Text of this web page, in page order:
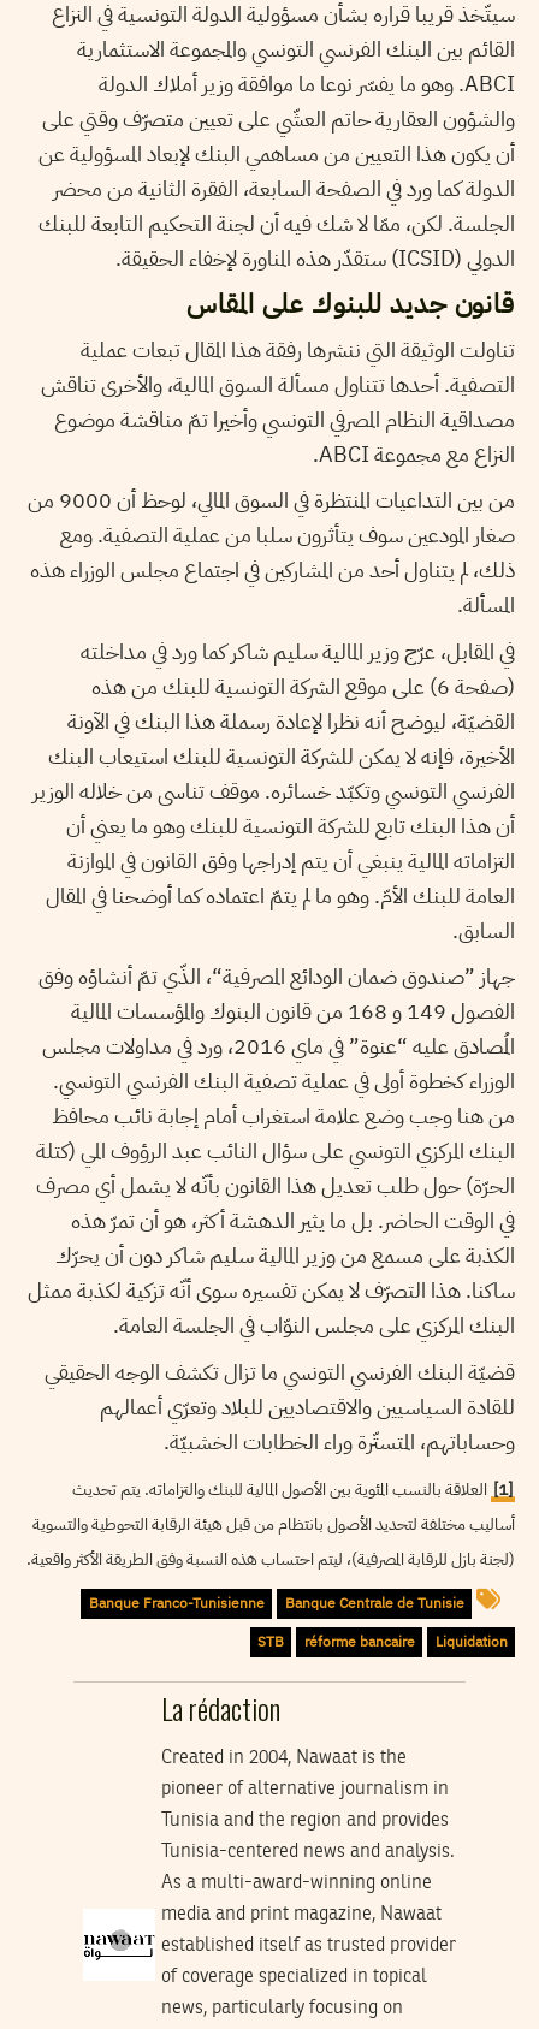
سيتّخذ قريبا قراره بشأن مسؤولية الدولة التونسية في النزاع
القائم بين البنك الفرنسي التونسي والمجموعة الاستثمارية
ABCI. وهو ما يفسّر نوعا ما موافقة وزير أملاك الدولة
والشؤون العقارية حاتم العشّي على تعيين متصرّف وقتي على
أن يكون هذا التعيين من مساهمي البنك لإبعاد المسؤولية عن
الدولة كما ورد في الصفحة السابعة، الفقرة الثانية من محضر
الجلسة. لكن، ممّا لا شك فيه أن لجنة التحكيم التابعة للبنك
الدولي (ICSID) ستقدّر هذه المناورة لإخفاء الحقيقة.
قانون جديد للبنوك على المقاس
تناولت الوثيقة التي ننشرها رفقة هذا المقال تبعات عملية
التصفية. أحدها تتناول مسألة السوق المالية، والأخرى تناقش
مصداقية النظام المصرفي التونسي وأخيرا تمّ مناقشة موضوع
النزاع مع مجموعة ABCI.
من بين التداعيات المنتظرة في السوق المالي، لوحظ أن 9000 من
صغار المودعين سوف يتأثرون سلبا من عملية التصفية. ومع
ذلك، لم يتناول أحد من المشاركين في اجتماع مجلس الوزراء هذه
المسألة.
في المقابل، عرّج وزير المالية سليم شاكر كما ورد في مداخلته
(صفحة 6) على موقع الشركة التونسية للبنك من هذه
القضيّة، ليوضح أنه نظرا لإعادة رسملة هذا البنك في الآونة
الأخيرة، فإنه لا يمكن للشركة التونسية للبنك استيعاب البنك
الفرنسي التونسي وتكبّد خسائره. موقف تناسى من خلاله الوزير
أن هذا البنك تابع للشركة التونسية للبنك وهو ما يعني أن
التزاماته المالية ينبغي أن يتم إدراجها وفق القانون في الموازنة
العامة للبنك الأمّ. وهو ما لم يتمّ اعتماده كما أوضحنا في المقال
السابق.
جهاز ”صندوق ضمان الودائع المصرفية“، الذّي تمّ أنشاؤه وفق
الفصول 149 و 168 من قانون البنوك والمؤسسات المالية
المُصادق عليه “عنوة” في ماي 2016، ورد في مداولات مجلس
الوزراء كخطوة أولى في عملية تصفية البنك الفرنسي التونسي.
من هنا وجب وضع علامة استغراب أمام إجابة نائب محافظ
البنك المركزي التونسي على سؤال النائب عبد الرؤوف المي (كتلة
الحرّة) حول طلب تعديل هذا القانون بأنّه لا يشمل أي مصرف
في الوقت الحاضر. بل ما يثير الدهشة أكثر، هو أن تمرّ هذه
الكذبة على مسمع من وزير المالية سليم شاكر دون أن يحرّك
ساكنا. هذا التصرّف لا يمكن تفسيره سوى أنّه تزكية لكذبة ممثل
البنك المركزي على مجلس النوّاب في الجلسة العامة.
قضيّة البنك الفرنسي التونسي ما تزال تكشف الوجه الحقيقي
للقادة السياسيين والاقتصاديين للبلاد وتعرّي أعمالهم
وحساباتهم، المتستّرة وراء الخطابات الخشبيّة.
[1]
العلاقة بالنسب المئوية بين الأصول المالية للبنك والتزاماته. يتم تحديث
أساليب مختلفة لتحديد الأصول بانتظام من قبل هيئة الرقابة التحوطية والتسوية
(لجنة بازل للرقابة المصرفية)، ليتم احتساب هذه النسبة وفق الطريقة الأكثر واقعية.
Banque Centrale de Tunisie
Banque Franco-Tunisienne
Liquidation
réforme bancaire
STB
La rédaction
Created in 2004, Nawaat is the
pioneer of alternative journalism in
Tunisia and the region and provides
Tunisia-centered news and analysis.
As a multi-award-winning online
media and print magazine, Nawaat
established itself as trusted provider
of coverage specialized in topical
news, particularly focusing on